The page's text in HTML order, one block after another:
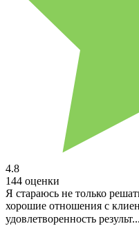
4.8
144 оценки
Я стараюсь не только
хорошие отношения с
удовлетворенность результ...